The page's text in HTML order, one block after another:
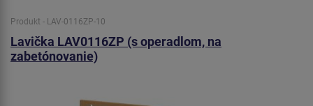
Produkt - LAV-0116ZP-10
Lavička LAV0116ZP (s operadlom, na
zabetónovanie)